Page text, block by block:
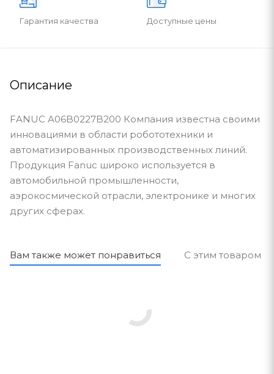
Гарантия качества Доступные цены
Описание
FANUC A06B0227B200 Компания известна своими
инновациями в области робототехники и
автоматизированных производственных линий.
Продукция Fanuc широко используется в
автомобильной промышленности,
аэрокосмической отрасли, электронике и многих
других сферах.
Вам также может понравиться С этим товаром